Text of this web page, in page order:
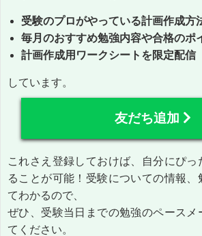
受験のプロがやっている計画作成方
毎月のおすすめ勉強内容や合格のポ
計画作成用ワークシートを限定配信
しています。
友だち追加
これさえ登録しておけば、自分にぴっ
ることが可能！受験についての情報
てわかるので、
ぜひ、受験当日までの勉強のペースメ
てください。